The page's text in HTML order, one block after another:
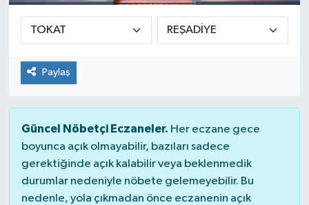
Paylaş
Güncel Nöbetçi Eczaneler. Her eczane gece
boyunca açık olmayabilir, bazıları sadece
gerektiğinde açık kalabilir veya beklenmedik
durumlar nedeniyle nöbete gelemeyebilir. Bu
nedenle, yola çıkmadan önce eczanenin açık